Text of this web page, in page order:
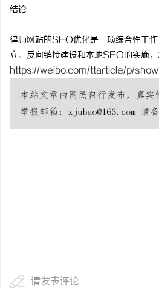
结论
律师网站的SEO优化是一项综合性工
立、反向链接建设和本地SEO的实施
https://weibo.com/ttarticle/p/
请发表评论